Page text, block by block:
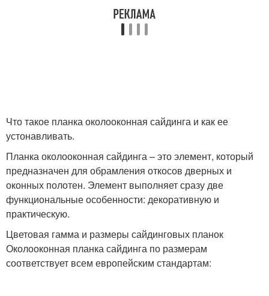
Что такое планка околооконная сайдинга и как ее
устонавливать.
Планка околооконная сайдинга – это элемент, который
предназначен для обрамления откосов дверных и
оконных полотен. Элемент выполняет сразу две
функциональные особенности: декоративную и
практическую.
Цветовая гамма и размеры сайдинговых планок
Околооконная планка сайдинга по размерам
соответствует всем европейским стандартам: